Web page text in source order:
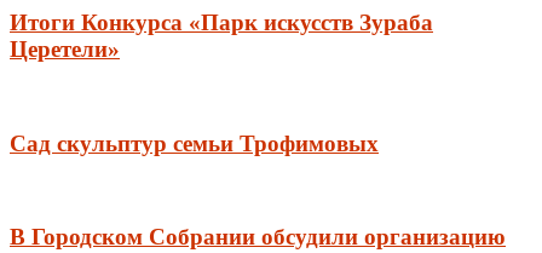
Итоги Конкурса «Парк искусств Зураба
Церетели»
Сад скульптур семьи Трофимовых
В Городском Собрании обсудили организацию